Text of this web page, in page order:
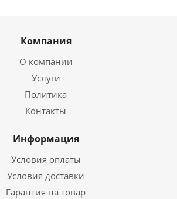
Компания
О компании
Услуги
Политика
Контакты
Информация
Условия оплаты
Условия доставки
Гарантия на товар